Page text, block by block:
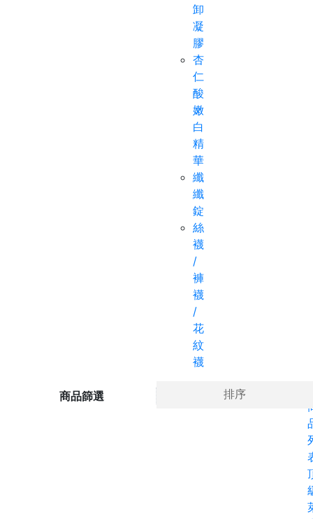
卸
凝
膠
杏
仁
酸
嫩
白
精
華
纖
纖
錠
絲
襪
/
褲
襪
/
花
紋
襪
商品篩選 排序